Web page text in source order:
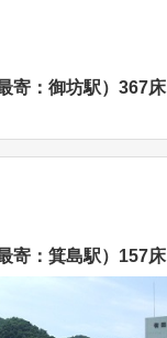
寄：御坊駅）367床
寄：箕島駅）157床